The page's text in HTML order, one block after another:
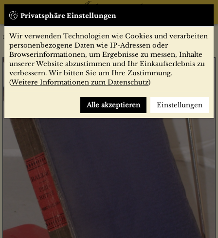
Privatsphäre Einstellungen
Wir verwenden Technologien wie Cookies und verarbeiten
personenbezogene Daten wie IP-Adressen oder
Browserinformationen, um Ergebnisse zu messen, Inhalte
unserer Website abzustimmen und Ihr Einkaufserlebnis zu
verbessern. Wir bitten Sie um Ihre Zustimmung.
(Weitere Informationen zum Datenschutz)
Alle akzeptieren Einstellungen
Belletristik Pierrette